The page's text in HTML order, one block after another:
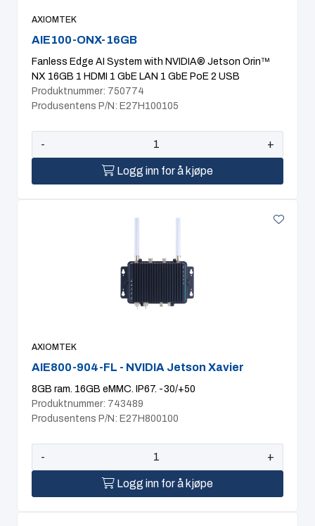
AXIOMTEK
AIE100-ONX-16GB
Fanless Edge AI System with NVIDIA® Jetson Orin™
NX 16GB 1 HDMI 1 GbE LAN 1 GbE PoE 2 USB
Produktnummer: 750774
Produsentens P/N: E27H100105
- +
Logg inn for å kjøpe
AXIOMTEK
AIE800-904-FL - NVIDIA Jetson Xavier
8GB ram. 16GB eMMC. IP67. -30/+50
Produktnummer: 743489
Produsentens P/N: E27H800100
- +
Logg inn for å kjøpe